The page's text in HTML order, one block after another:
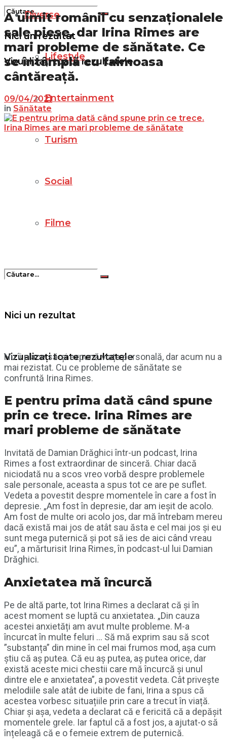
Nici un rezultat
Vizualizați toate rezultatele
Diverse
Lifestyle
Entertainment
Turism
Social
Filme
Nici un rezultat
Vizualizați toate rezultatele
A uimit românii cu senzaționalele
sale piese, dar Irina Rimes are
mari probleme de sănătate. Ce
se întâmplă cu faimoasa
cântăreață.
09/04/2021
in Sănătate
Nu îi place să-și expună viața personală, dar acum nu a
mai rezistat. Cu ce probleme de sănătate se
confruntă Irina Rimes.
E pentru prima dată când spune
prin ce trece. Irina Rimes are
mari probleme de sănătate
Invitată de Damian Drăghici într-un podcast, Irina
Rimes a fost extraordinar de sinceră. Chiar dacă
niciodată nu a scos vreo vorbă despre problemele
sale personale, aceasta a spus tot ce are pe suflet.
Vedeta a povestit despre momentele în care a fost în
depresie. „Am fost în depresie, dar am ieșit de acolo.
Am fost de multe ori acolo jos, dar mă întrebam mereu
dacă există mai jos de atât sau ăsta e cel mai jos și eu
sunt mega puternică și pot să ies de aici când vreau
eu”, a mărturisit Irina Rimes, în podcast-ul lui Damian
Drăghici.
Anxietatea mă încurcă
Pe de altă parte, tot Irina Rimes a declarat că și în
acest moment se luptă cu anxietatea. „Din cauza
acestei anxietăți am avut multe probleme. M-a
încurcat în multe feluri … Să mă exprim sau să scot
”substanța” din mine în cel mai frumos mod, așa cum
știu că aș putea. Că eu aș putea, aș putea orice, dar
există aceste mici chestii care mă încurcă și unul
dintre ele e anxietatea”, a povestit vedeta. Cât privește
melodiile sale atât de iubite de fani, Irina a spus că
acestea vorbesc situațiile prin care a trecut în viață.
Chiar și așa, vedeta a declarat că e fericită că a depășit
momentele grele. Iar faptul că a fost jos, a ajutat-o să
înțeleagă că e o femeie extrem de puternică.